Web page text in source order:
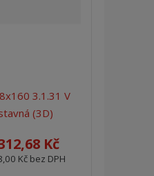
3.1.31 V
(3D)
Kč
Kč bez DPH